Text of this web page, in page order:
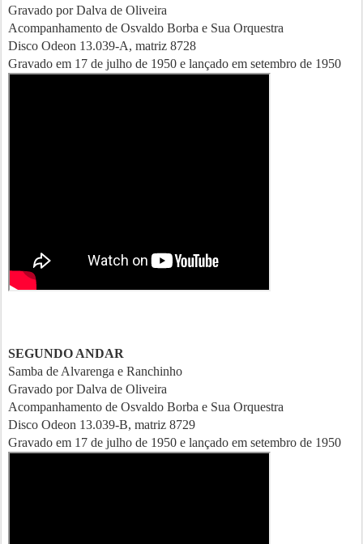
Gravado por Dalva de Oliveira
Acompanhamento de Osvaldo Borba e Sua Orquestra
Disco Odeon 13.039-A, matriz 8728
Gravado em 17 de julho de 1950 e lançado em setembro de 1950
SEGUNDO ANDAR
Samba de Alvarenga e Ranchinho
Gravado por Dalva de Oliveira
Acompanhamento de Osvaldo Borba e Sua Orquestra
Disco Odeon 13.039-B, matriz 8729
Gravado em 17 de julho de 1950 e lançado em setembro de 1950